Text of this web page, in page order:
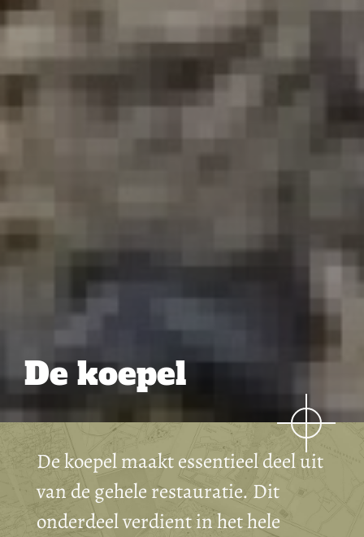
De koepel
De koepel maakt essentieel deel uit
van de gehele restauratie. Dit
onderdeel verdient in het hele